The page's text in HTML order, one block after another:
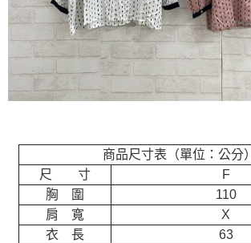
商品尺寸表（單位：公分）
尺 寸
F
胸 圍
110
肩 寬
X
衣 長
63